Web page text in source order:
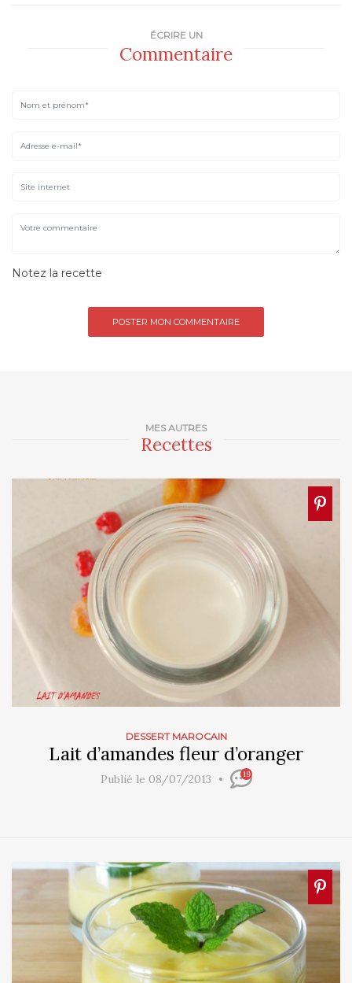
MES AUTRES
Recettes
DESSERT MAROCAIN
Lait d’amandes fleur d’oranger
Publié le 08/07/2013 19
ÉCRIRE UN
Commentaire
Notez la recette